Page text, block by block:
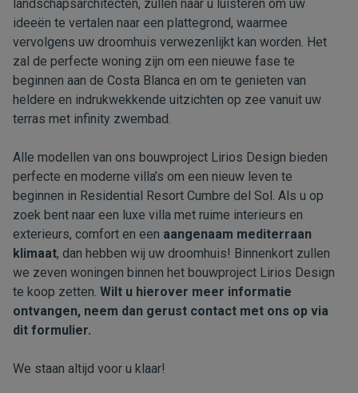
landschapsarchitecten, zullen naar u luisteren om uw
ideeën te vertalen naar een plattegrond, waarmee
vervolgens uw droomhuis verwezenlijkt kan worden. Het
zal de perfecte woning zijn om een nieuwe fase te
beginnen aan de Costa Blanca en om te genieten van
heldere en indrukwekkende uitzichten op zee vanuit uw
terras met infinity zwembad.
Alle modellen van ons bouwproject Lirios Design bieden
perfecte en moderne villa’s om een nieuw leven te
beginnen in Residential Resort Cumbre del Sol. Als u op
zoek bent naar een luxe villa met ruime interieurs en
exterieurs, comfort en een aangenaam mediterraan
klimaat, dan hebben wij uw droomhuis! Binnenkort zullen
we zeven woningen binnen het bouwproject Lirios Design
te koop zetten. Wilt u hierover meer informatie
ontvangen, neem dan gerust contact met ons op via
dit formulier.
We staan altijd voor u klaar!